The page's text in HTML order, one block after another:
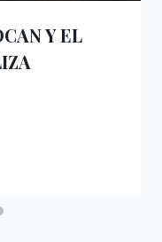
Y EL